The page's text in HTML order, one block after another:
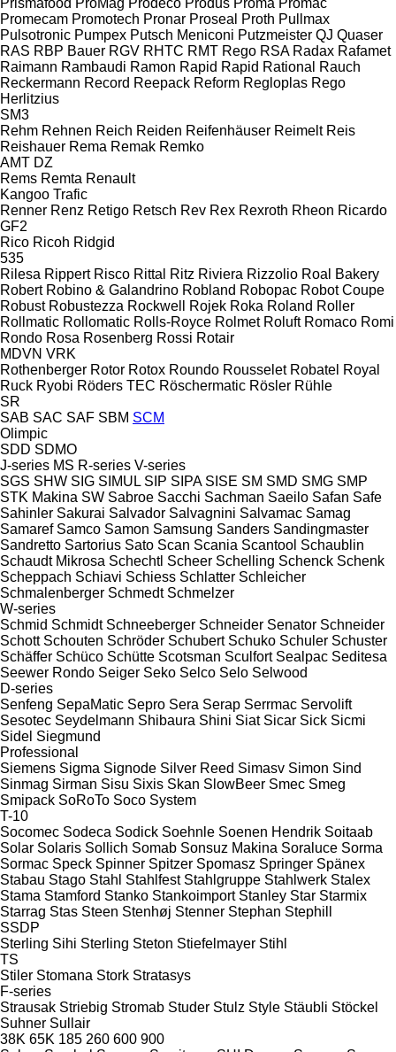
Promecam Promotech Pronar Proseal Proth Pullmax
Pulsotronic Pumpex Putsch Meniconi Putzmeister QJ Quaser
RAS RBP Bauer RGV RHTC RMT Rego RSA Radax Rafamet
Raimann Rambaudi Ramon Rapid Rapid Rational
Rauch
Reckermann Record Reepack Reform Regloplas Rego
Herlitzius
SM3
Rehm Rehnen Reich Reiden Reifenhäuser Reimelt Reis
Reishauer Rema Remak Remko
AMT DZ
Rems Remta Renault
Kangoo Trafic
Renner Renz Retigo Retsch Rev Rex Rexroth Rheon Ricardo
GF2
Rico Ricoh Ridgid
535
Rilesa Rippert Risco Rittal Ritz Riviera Rizzolio Roal Bakery
Robert Robino & Galandrino Robland Robopac Robot Coupe
Robust Robustezza Rockwell Rojek Roka Roland Roller
Rollmatic Rollomatic Rolls-Royce Rolmet Roluft Romaco Romi
Rondo Rosa Rosenberg Rossi Rotair
MDVN VRK
Rothenberger Rotor Rotox Roundo Rousselet Robatel Royal
Ruck Ryobi Röders TEC Röschermatic Rösler Rühle
SR
SAB SAC SAF SBM SCM
Olimpic
SDD SDMO
J-series MS R-series V-series
SGS SHW SIG SIMUL SIP SIPA SISE SM SMD SMG SMP
STK Makina SW Sabroe Sacchi Sachman Saeilo Safan Safe
Sahinler Sakurai Salvador Salvagnini Salvamac Samag
Samaref Samco Samon Samsung Sanders Sandingmaster
Sandretto Sartorius Sato Scan Scania Scantool Schaublin
Schaudt Mikrosa Schechtl Scheer Schelling Schenck Schenk
Scheppach Schiavi Schiess Schlatter Schleicher
Schmalenberger Schmedt Schmelzer
W-series
Schmid Schmidt Schneeberger Schneider Senator Schneider
Schott Schouten Schröder Schubert Schuko Schuler Schuster
Schäffer Schüco Schütte Scotsman Sculfort Sealpac Seditesa
Seewer Rondo Seiger Seko Selco Selo Selwood
D-series
Senfeng SepaMatic Sepro Sera Serap Serrmac Servolift
Sesotec Seydelmann Shibaura Shini Siat Sicar Sick Sicmi
Sidel Siegmund
Professional
Siemens Sigma Signode Silver Reed Simasv Simon Sind
Sinmag Sirman Sisu Sixis Skan SlowBeer Smec Smeg
Smipack SoRoTo Soco System
T-10
Socomec Sodeca Sodick Soehnle Soenen Hendrik Soitaab
Solar Solaris Sollich Somab Sonsuz Makina Soraluce Sorma
Sormac Speck Spinner Spitzer Spomasz Springer Spänex
Stabau Stago Stahl Stahlfest Stahlgruppe Stahlwerk Stalex
Stama Stamford Stanko Stankoimport Stanley Star Starmix
Starrag Stas Steen Stenhøj Stenner Stephan Stephill
SSDP
Sterling Sihi Sterling Steton Stiefelmayer Stihl
TS
Stiler Stomana Stork Stratasys
F-series
Strausak Striebig Stromab Studer Stulz Style Stäubli Stöckel
Suhner Sullair
38K 65K 185 260 600 900